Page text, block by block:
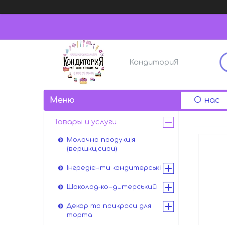
КондиториЯ
О нас
Товары и услуги
Молочна продукція
(вершки,сири)
Інгредієнти кондитерські
Шоколад-кондитерський
Декор та прикраси для
торта